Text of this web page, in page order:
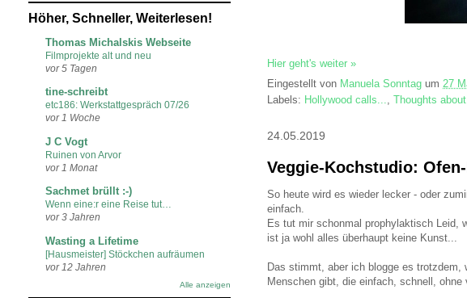
Hier geht's weiter »
Eingestellt von Manuela Sonntag um 27
Labels: Hollywood calls..., Thoughts
24.05.2019
Veggie-Kochstudio:
So heute wird es wieder lecker - oder
einfach.
Es tut mir schonmal prophylaktisch Leid,
ist ja wohl alles überhaupt keine Kunst...
Das stimmt, aber ich blogge es
Menschen gibt, die einfach, schnell,
Höher, Schneller, Weiterlesen!
Thomas Michalskis Webseite
Filmprojekte alt und neu
vor 5 Tagen
tine-schreibt
etc186: Werkstattgespräch 07/26
vor 1 Woche
J C Vogt
Ruinen von Arvor
vor 1 Monat
Sachmet brüllt :-)
Wenn eine:r eine Reise tut…
vor 3 Jahren
Wasting a Lifetime
[Hausmeister] Stöckchen aufräumen
vor 12 Jahren
Alle anzeigen